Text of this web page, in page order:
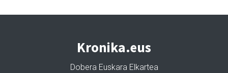
Kronika.eus
Dobera Euskara Elkartea